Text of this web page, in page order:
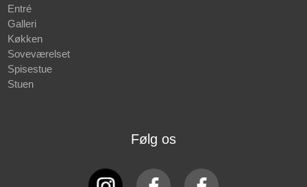
Entré
Galleri
Køkken
Soveværelset
Spisestue
Stuen
Følg os